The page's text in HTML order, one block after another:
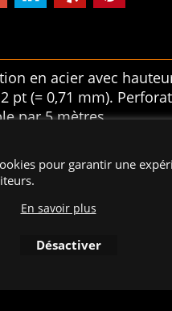
en acier avec
pt (= 0,71 mm).
par 5 mètres.
avec le logiciel
eCommerce ShopFactory
pour garantir une
En savoir plus
Désactiver